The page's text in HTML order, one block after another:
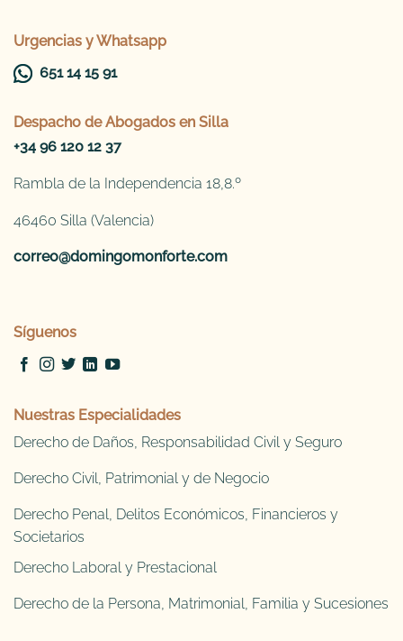
Urgencias y Whatsapp
651 14 15 91
Despacho de Abogados en Silla
+34 96 120 12 37
Rambla de la Independencia 18,8.º
46460 Silla (Valencia)
correo@domingomonforte.com
Síguenos
Nuestras Especialidades
Derecho de Daños, Responsabilidad Civil y Seguro
Derecho Civil, Patrimonial y de Negocio
Derecho Penal, Delitos Económicos, Financieros y
Societarios
Derecho Laboral y Prestacional
Derecho de la Persona, Matrimonial, Familia y Sucesiones